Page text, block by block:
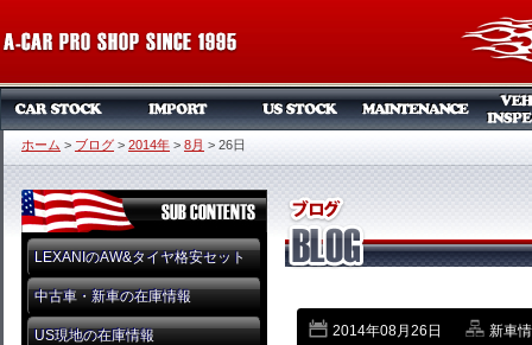
ホーム > ブログ > 2014年 > 8月 > 26日
LEXANIのAW&タイヤ格安セット
中古車・新車の在庫情報
US現地の在庫情報 2014年08月26日 新車